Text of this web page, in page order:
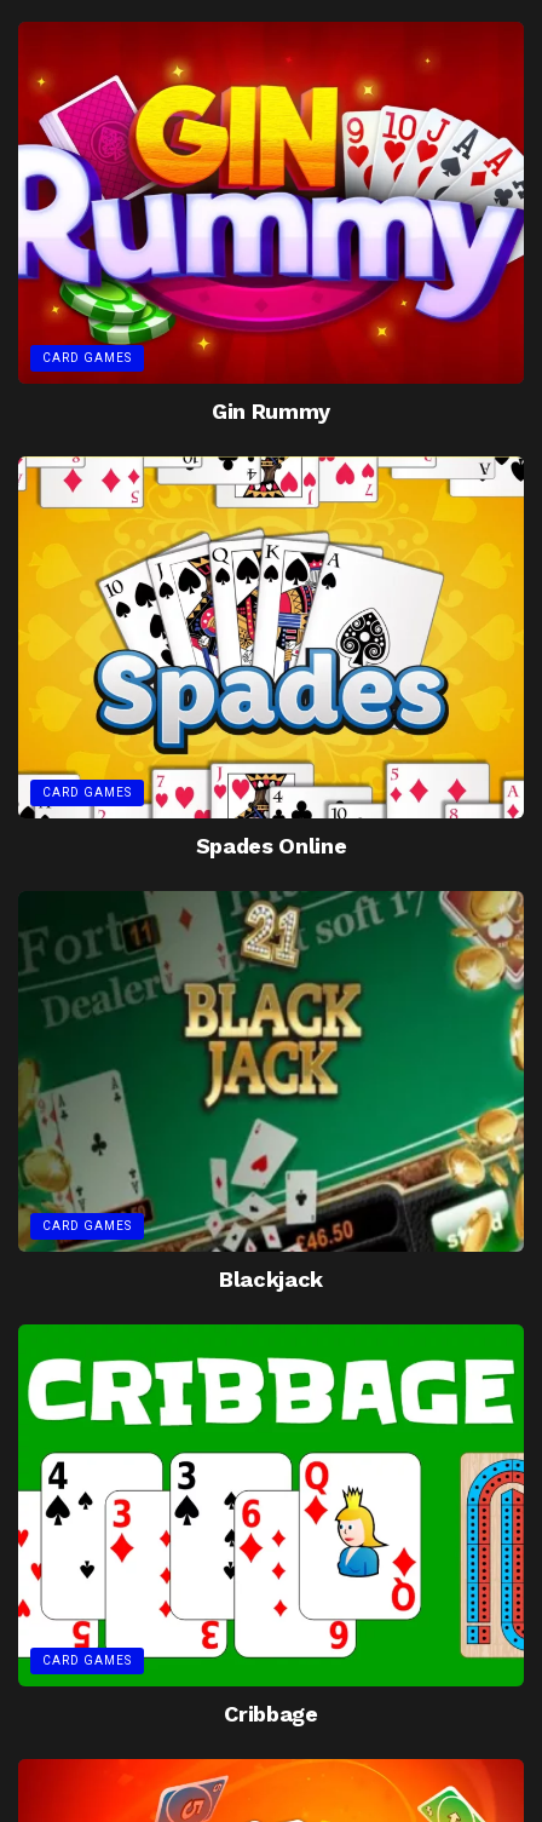
CARD GAMES
Gin Rummy
CARD GAMES
Spades Online
CARD GAMES
Blackjack
CARD GAMES
Cribbage